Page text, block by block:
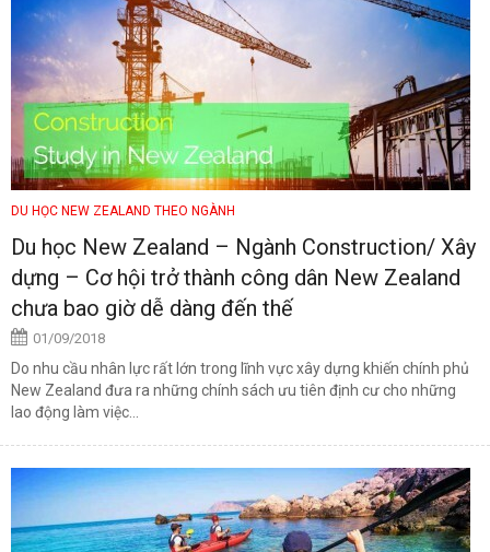
DU HỌC NEW ZEALAND THEO NGÀNH
Du học New Zealand – Ngành Construction/ Xây
dựng – Cơ hội trở thành công dân New Zealand
chưa bao giờ dễ dàng đến thế
01/09/2018
Do nhu cầu nhân lực rất lớn trong lĩnh vực xây dựng khiến chính phủ
New Zealand đưa ra những chính sách ưu tiên định cư cho những
lao động làm việc...